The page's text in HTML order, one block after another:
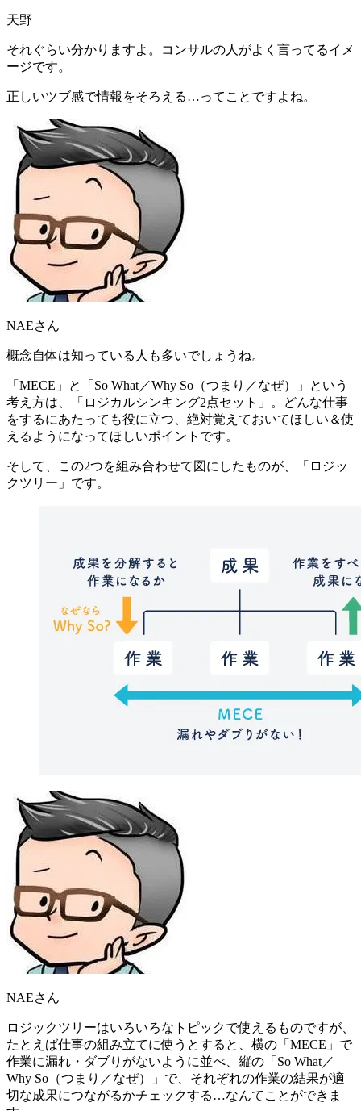
天野
それぐらい分かりますよ。コンサルの人がよく言ってるイメ
ージです。
正しいツブ感で情報をそろえる…ってことですよね。
NAEさん
概念自体は知っている人も多いでしょうね。
「 MECE 」と「 So What／Why So（つまり／なぜ）
」という
考え方は、「 ロジカルシンキング2点セット 」。どんな仕事
をするにあたっても役に立つ、絶対覚えておいてほしい＆使
えるようになってほしいポイントです。
そして、この2つを組み合わせて図にしたものが、「 ロジッ
クツリー 」です。
NAEさん
ロジックツリーはいろいろなトピックで使えるものですが、
たとえば仕事の組み立てに使うとすると、横の「MECE」で
作業に漏れ・ダブりがないように並べ 、縦の「So What／
Why So（つまり／なぜ）」で、 それぞれの作業の結果が適
切な成果につながるかチェックする…なんてことができま